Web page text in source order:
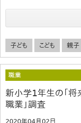
子ども こども 親子
職業
新小学1年生の「将
職業」調査
2020年04月02日